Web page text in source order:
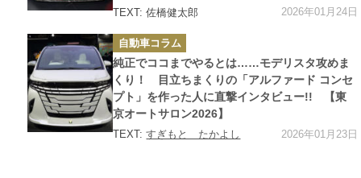
TEXT: 佐橋健太郎 2026年01月24日
カ
テ
ゴ
リ
ー
自動車コラム
純正でココまでやるとは……モデリスタ攻めま
くり！ 目立ちまくりの「アルファード コンセ
プト」を作った人に直撃インタビュー!! 【東
京オートサロン2026】
TEXT:すぎもと たかよし 2026年01月23日